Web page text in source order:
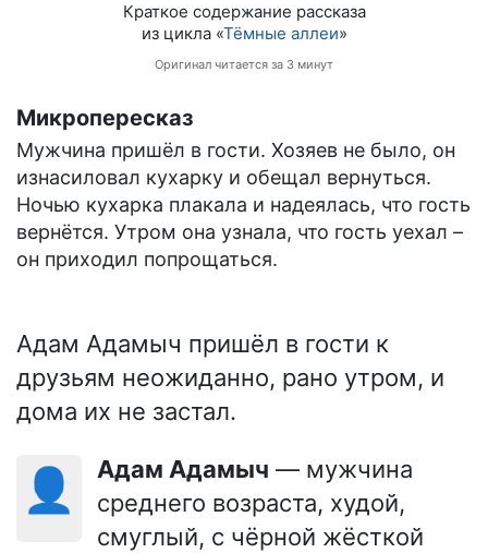
Краткое содержание рассказа
из цикла «Тёмные аллеи»
Оригинал читается за 3 минут
Микропересказ
Мужчина пришёл в гости. Хозяев не было, он
изнасиловал кухарку и обещал вернуться.
Ночью кухарка плакала и надеялась, что гость
вернётся. Утром она узнала, что гость уехал –
он приходил попрощаться.
Адам Адамыч пришёл в гости к
друзьям неожиданно, рано утром, и
дома их не застал.
👤 Адам Адамыч — мужчина
среднего возраста, худой,
смуглый, с чёрной жёсткой